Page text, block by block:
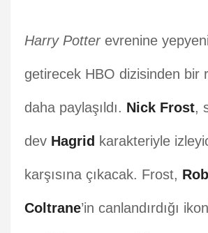
Harry Potterevrenine
getirecek HBO dizisinden bir
daha paylaşıldı. Nick Frost,
dev Hagrid karakteriyle
karşısına çıkacak. Frost,
Coltrane’in canlandırdığı